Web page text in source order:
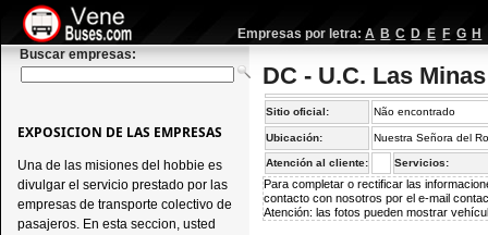
Empresas por letra: A B C D E F G H
Buscar empresas:
DC - U.C. Las
Sitio oficial: Não encontrado
Ubicación: Nuestra Señora del
Atención al cliente: Servicios:
Para completar o rectificar las
contacto con nosotros por el e-mail
Atención: las fotos pueden mostrar
EXPOSICION DE LAS EMPRESAS
Una de las misiones del hobbie es
divulgar el servicio prestado por las
empresas de transporte colectivo de
pasajeros. En esta seccion, usted